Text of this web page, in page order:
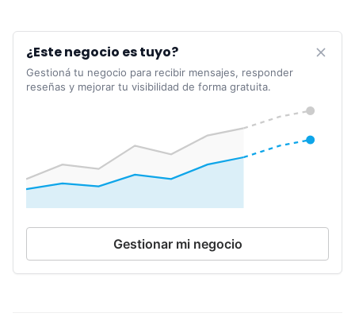
¿Este negocio es tuyo?
Gestioná tu negocio para recibir mensajes, responder
reseñas y mejorar tu visibilidad de forma gratuita.
Gestionar mi negocio